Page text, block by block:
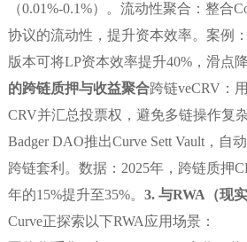
（0.01%-0.1%）。流动性聚合：整合
协议的流动性，提升资本效率。案例
版本可将LP资本效率提升40%，滑点降
的跨链质押与收益聚合跨链veCRV：
CRV并汇总投票权，避免多链操作复
Badger DAO推出Curve Sett Vault，自
跨链套利。数据：2025年，跨链质押
年的15%提升至35%。 3. 与RWA（现
Curve正探索以下RWA应用场景：